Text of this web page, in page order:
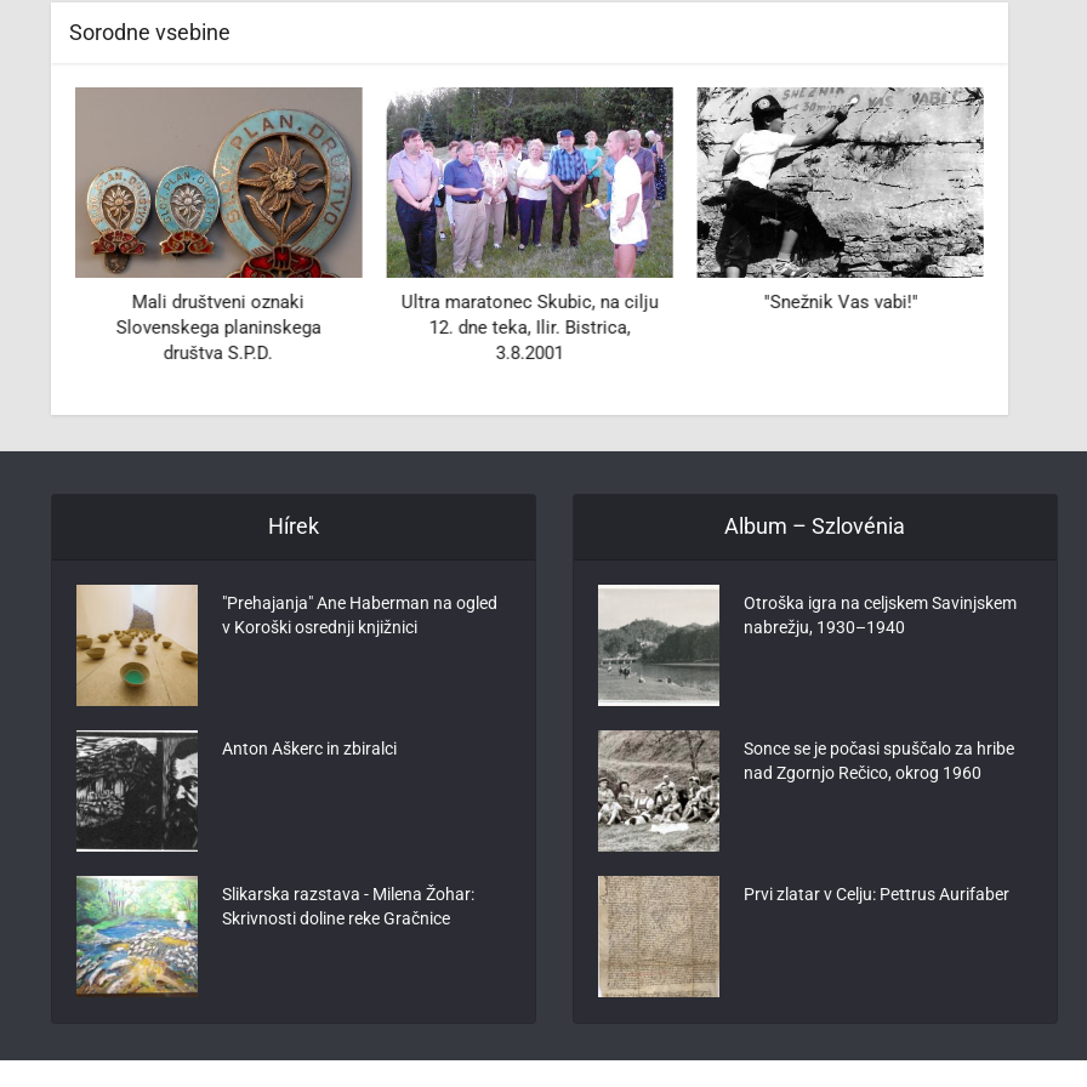
Sorodne vsebine
Mali društveni oznaki
Slovenskega planinskega
društva S.P.D.
Ultra maratonec Skubic, na cilju
12. dne teka, Ilir. Bistrica,
3.8.2001
"Snežnik Vas vabi!"
Hírek
"Prehajanja" Ane Haberman na ogled
v Koroški osrednji knjižnici
Anton Aškerc in zbiralci
Slikarska razstava - Milena Žohar:
Skrivnosti doline reke Gračnice
Album – Szlovénia
Otroška igra na celjskem Savinjskem
nabrežju, 1930–1940
Sonce se je počasi spuščalo za hribe
nad Zgornjo Rečico, okrog 1960
Prvi zlatar v Celju: Pettrus Aurifaber